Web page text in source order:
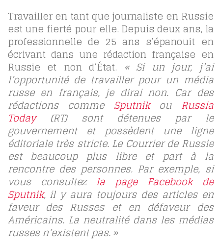
Travailler en tant que journaliste en Russie
est une fierté pour elle. Depuis deux ans, la
professionnelle de 25 ans s’épanouit en
écrivant dans une rédaction française en
Russie et non d’État. « Si un jour, j’ai
l’opportunité de travailler pour un média
russe en français, je dirai non. Car des
rédactions comme Sputnikou Russia
Today(RT) sont détenues par le
gouvernement et possèdent une ligne
éditoriale très stricte. Le Courrier de Russie
est beaucoup plus libre et part à la
rencontre des personnes. Par exemple, si
vous consultez la page Facebook de
Sputnik, il y aura toujours des articles en
faveur des Russes et en défaveur des
Américains. La neutralité dans les médias
russes n’existent pas. »